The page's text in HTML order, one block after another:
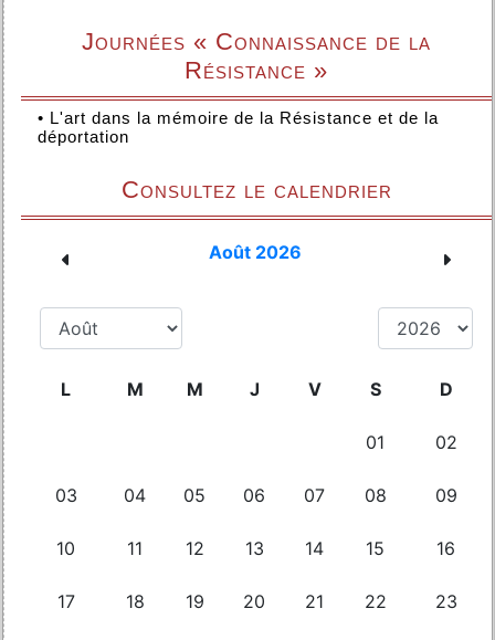
Journées « Connaissance de la
Résistance »
• L'art dans la mémoire de la Résistance et de la
déportation
Consultez le calendrier